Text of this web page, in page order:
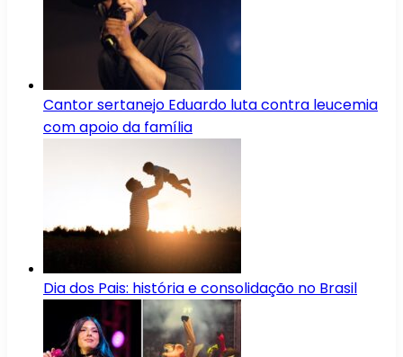
Cantor sertanejo Eduardo luta contra leucemia
com apoio da família
Dia dos Pais: história e consolidação no Brasil